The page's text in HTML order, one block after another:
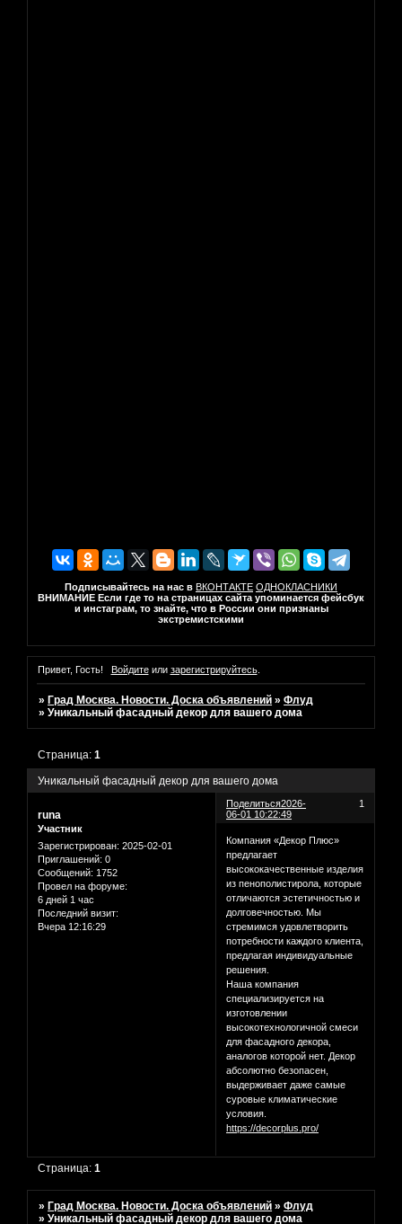
Подписывайтесь на нас в ВКОНТАКТЕ ОДНОКЛАСНИКИ
ВНИМАНИЕ Если где то на страницах сайта упоминается фейсбук
и инстаграм, то знайте, что в России они признаны
экстремистскими
Привет, Гость! Войдитеили зарегистрируйтесь.
» Град Москва. Новости. Доска объявлений »Флуд
»Уникальный фасадный декор для вашего дома
Уникальный фасадный декор для вашего дома
Страница:1
Поделиться 1
2026-
06-01 10:22:49
runa
Участник
Зарегистрирован: 2025-02-01
Приглашений: 0
Сообщений: 1752
Провел на форуме:
6 дней 1 час
Последний визит:
Вчера 12:16:29
Компания «Декор Плюс»
предлагает
высококачественные изделия
из пенополистирола, которые
отличаются эстетичностью и
долговечностью. Мы
стремимся удовлетворить
потребности каждого клиента,
предлагая индивидуальные
решения.
Наша компания
специализируется на
изготовлении
высокотехнологичной смеси
для фасадного декора,
аналогов которой нет. Декор
абсолютно безопасен,
выдерживает даже самые
суровые климатические
условия.
https://decorplus.pro/
Страница:1
»Град Москва. Новости. Доска объявлений »Флуд
»Уникальный фасадный декор для вашего дома